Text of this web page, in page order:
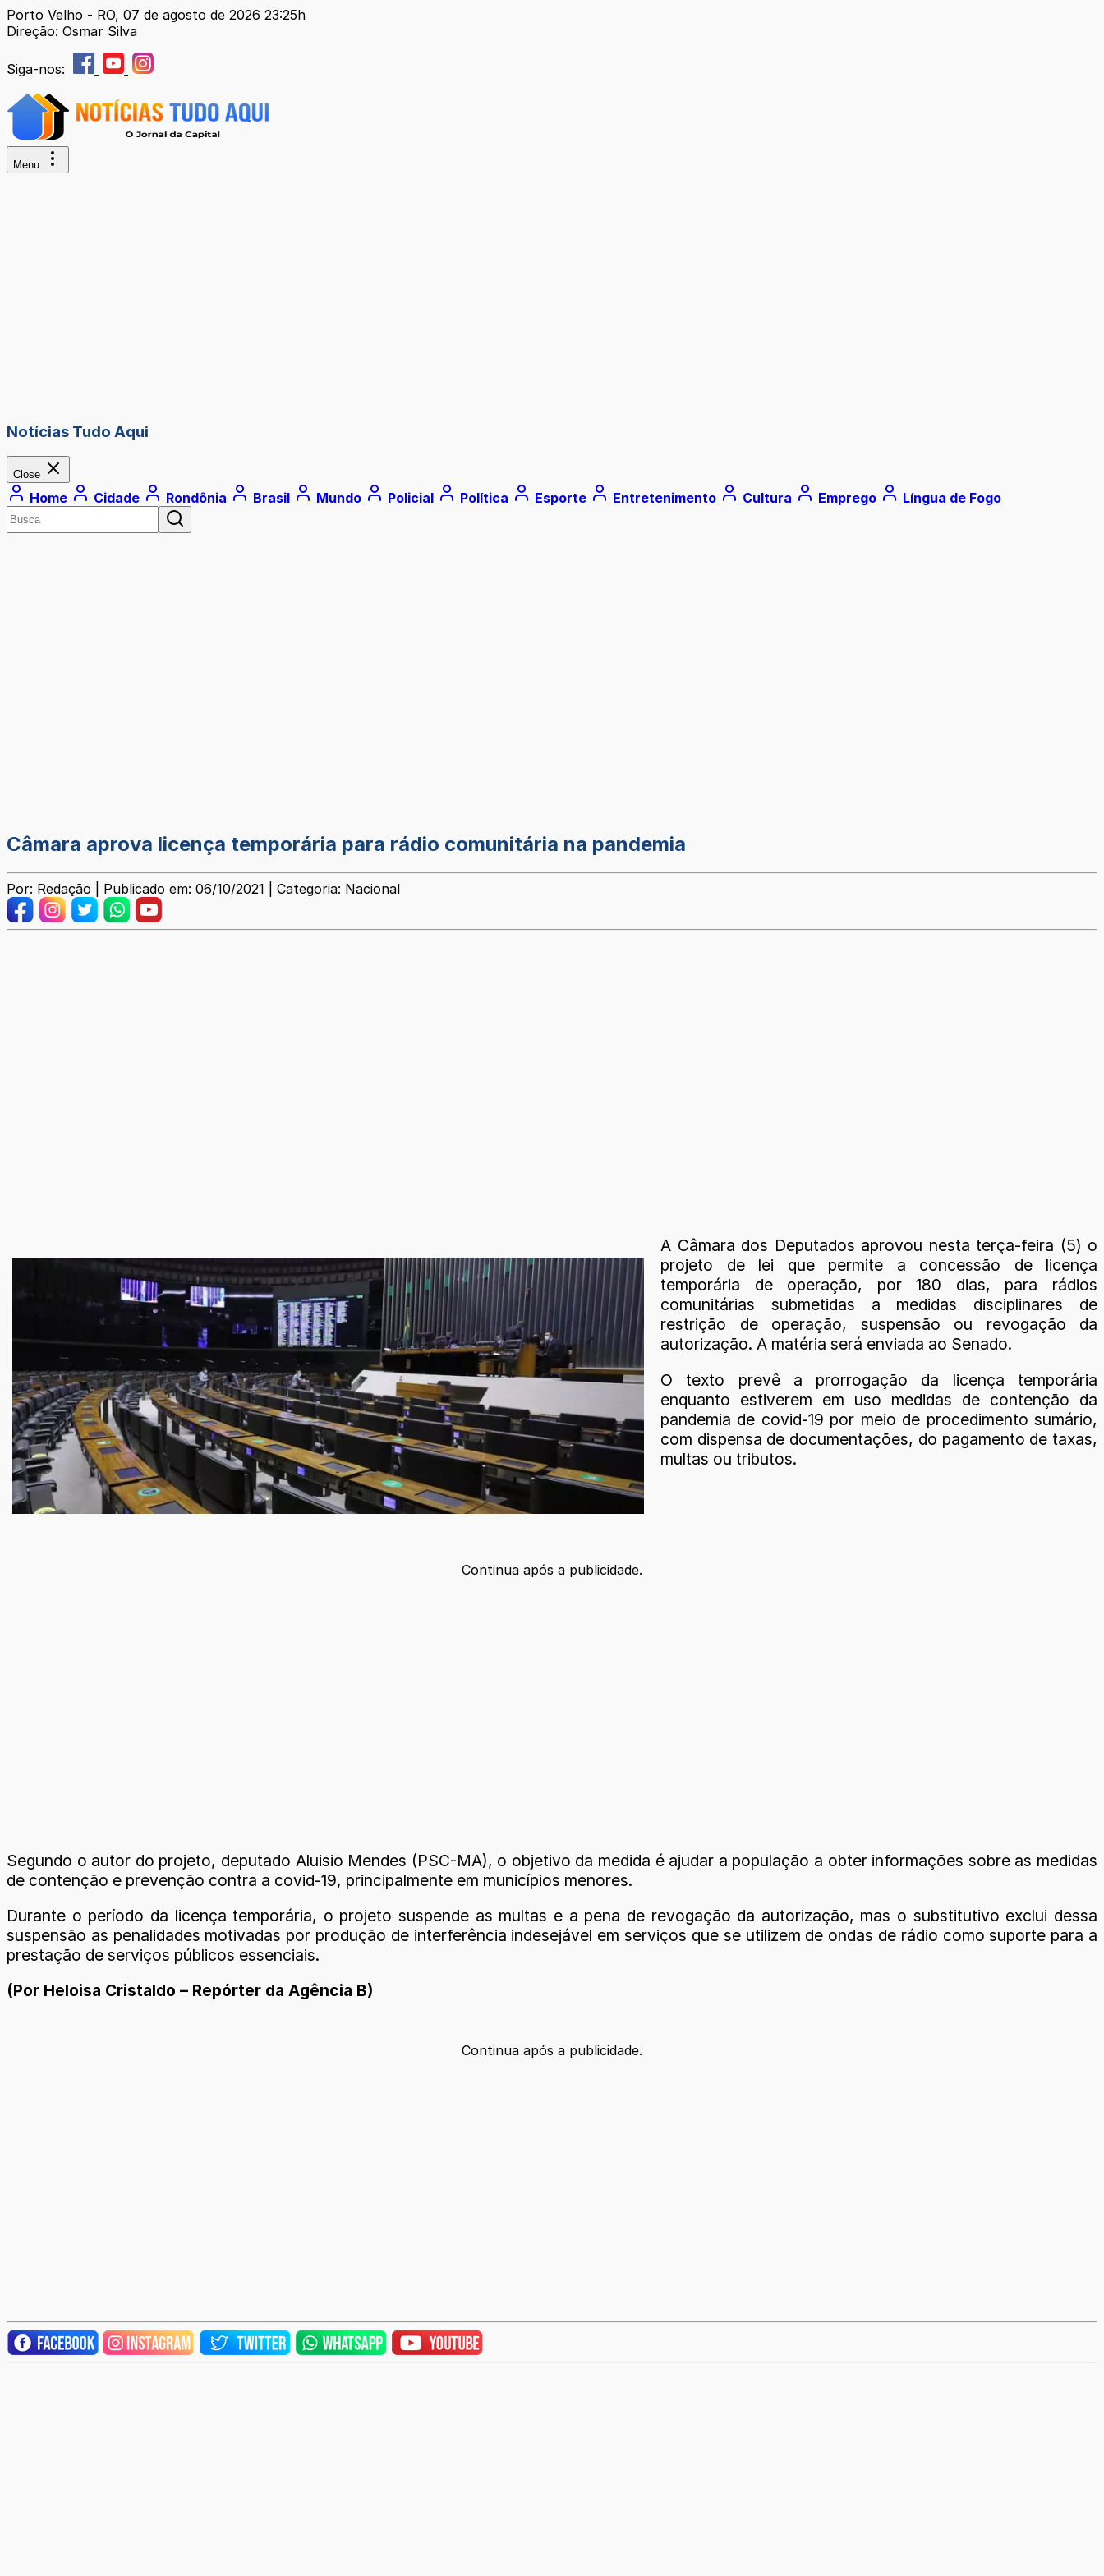
Porto Velho - RO, 07 de agosto de 2026 23:25h
Direção: Osmar Silva
Siga-nos:
Menu
Notícias Tudo Aqui
Close
Home Cidade Rondônia Brasil Mundo Policial Política Esporte Entretenimento Cultura Emprego Língua de Fogo
Câmara aprova licença temporária para rádio comunitária na pandemia
Por: Redação | Publicado em: 06/10/2021 | Categoria: Nacional
A Câmara dos Deputados aprovou nesta terça-feira (5) o
projeto de lei que permite a concessão de licença
temporária de operação, por 180 dias, para rádios
comunitárias submetidas a medidas disciplinares de
restrição de operação, suspensão ou revogação da
autorização. A matéria será enviada ao Senado.
O texto prevê a prorrogação da licença temporária
enquanto estiverem em uso medidas de contenção da
pandemia de covid-19 por meio de procedimento sumário,
com dispensa de documentações, do pagamento de taxas,
multas ou tributos.
Continua após a publicidade.
Segundo o autor do projeto, deputado Aluisio Mendes (PSC-MA), o objetivo da medida é ajudar a população a obter informações sobre as medidas
de contenção e prevenção contra a covid-19, principalmente em municípios menores.
Durante o período da licença temporária, o projeto suspende as multas e a pena de revogação da autorização, mas o substitutivo exclui dessa
suspensão as penalidades motivadas por produção de interferência indesejável em serviços que se utilizem de ondas de rádio como suporte para a
prestação de serviços públicos essenciais.
(Por Heloisa Cristaldo – Repórter da Agência B)
Continua após a publicidade.